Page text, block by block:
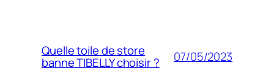
Quelle toile de store
banne TIBELLY choisir ? 07/05/2023